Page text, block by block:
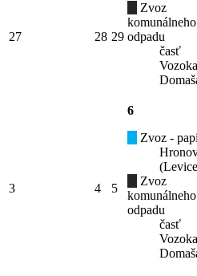
27 28 29
Zvoz
komunálneho
odpadu
časť
3 4 5
6
Zvoz -
Zvoz
komunálneho
odpadu
časť